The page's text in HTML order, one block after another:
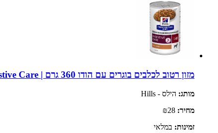
מזון רטוב לכלבים בוגרים עם הודו 360 גרם | Hill's Prescription Diet i/d Digestive Care
מותג: הילס - Hills
מחיר:
זמינות: במלאי